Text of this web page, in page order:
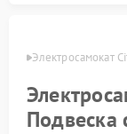
Электросамокат
Подвеска